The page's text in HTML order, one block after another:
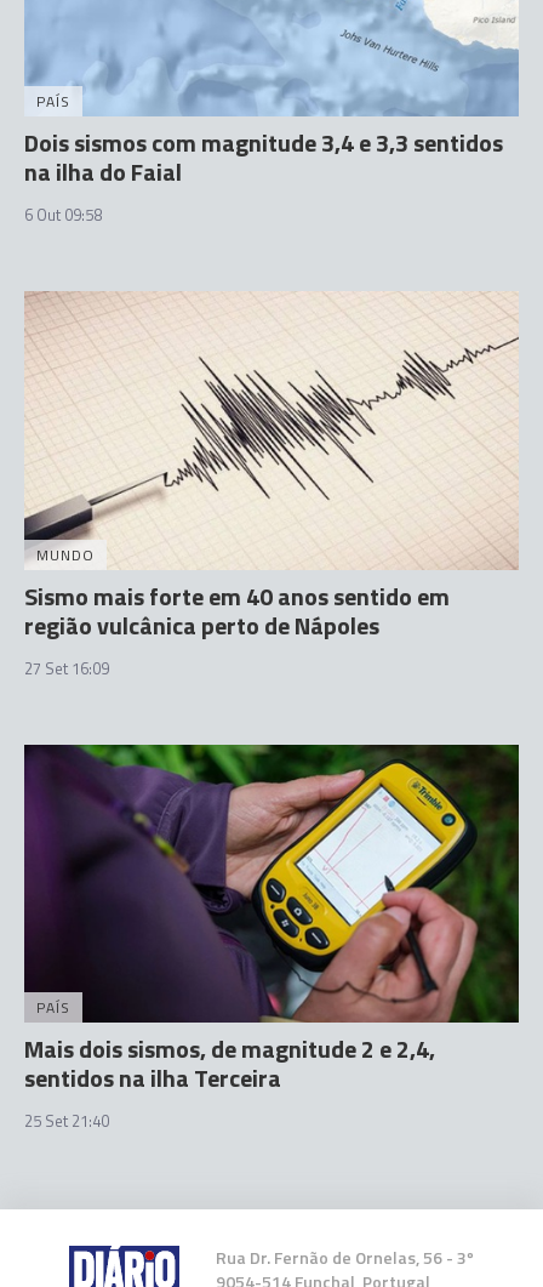
PAÍS
Dois sismos com magnitude 3,4 e 3,3 sentidos
na ilha do Faial
6 Out 09:58
MUNDO
Sismo mais forte em 40 anos sentido em
região vulcânica perto de Nápoles
27 Set 16:09
PAÍS
Mais dois sismos, de magnitude 2 e 2,4,
sentidos na ilha Terceira
25 Set 21:40
Rua Dr. Fernão de Ornelas, 56 - 3º
9054-514 Funchal, Portugal